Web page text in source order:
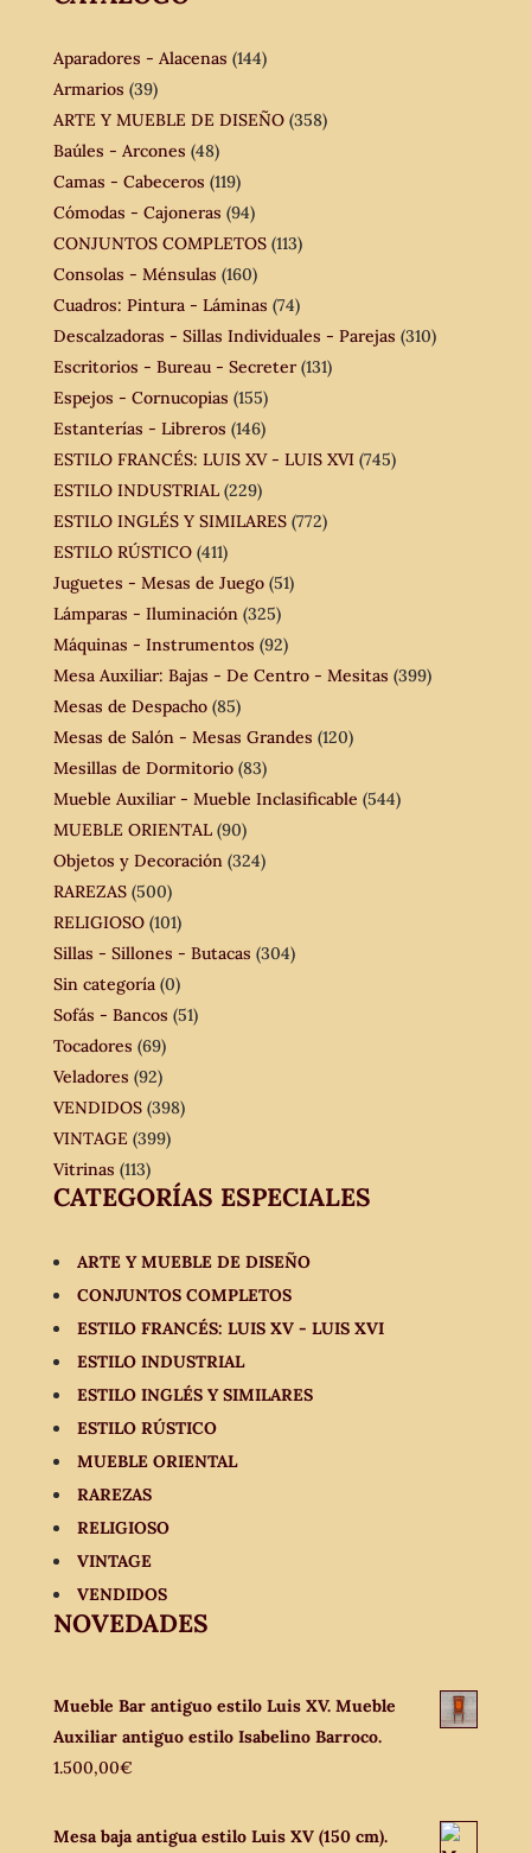
Aparadores - Alacenas (144)
Armarios (39)
ARTE Y MUEBLE DE DISEÑO (358)
Baúles - Arcones (48)
Camas - Cabeceros (119)
Cómodas - Cajoneras (94)
CONJUNTOS COMPLETOS (113)
Consolas - Ménsulas (160)
Cuadros: Pintura - Láminas (74)
Descalzadoras - Sillas Individuales - Parejas (310)
Escritorios - Bureau - Secreter (131)
Espejos - Cornucopias (155)
Estanterías - Libreros (146)
ESTILO FRANCÉS: LUIS XV - LUIS XVI (745)
ESTILO INDUSTRIAL (229)
ESTILO INGLÉS Y SIMILARES (772)
ESTILO RÚSTICO (411)
Juguetes - Mesas de Juego (51)
Lámparas - Iluminación (325)
Máquinas - Instrumentos (92)
Mesa Auxiliar: Bajas - De Centro - Mesitas (399)
Mesas de Despacho (85)
Mesas de Salón - Mesas Grandes (120)
Mesillas de Dormitorio (83)
Mueble Auxiliar - Mueble Inclasificable (544)
MUEBLE ORIENTAL (90)
Objetos y Decoración (324)
RAREZAS (500)
RELIGIOSO (101)
Sillas - Sillones - Butacas (304)
Sin categoría (0)
Sofás - Bancos (51)
Tocadores (69)
Veladores (92)
VENDIDOS (398)
VINTAGE (399)
Vitrinas (113)
CATEGORÍAS ESPECIALES
ARTE Y MUEBLE DE DISEÑO
CONJUNTOS COMPLETOS
ESTILO FRANCÉS: LUIS XV - LUIS XVI
ESTILO INDUSTRIAL
ESTILO INGLÉS Y SIMILARES
ESTILO RÚSTICO
MUEBLE ORIENTAL
RAREZAS
RELIGIOSO
VINTAGE
VENDIDOS
NOVEDADES
Mueble Bar antiguo estilo Luis XV. Mueble
Auxiliar antiguo estilo Isabelino Barroco.
1.500,00€
Mesa baja antigua estilo Luis XV (150 cm).